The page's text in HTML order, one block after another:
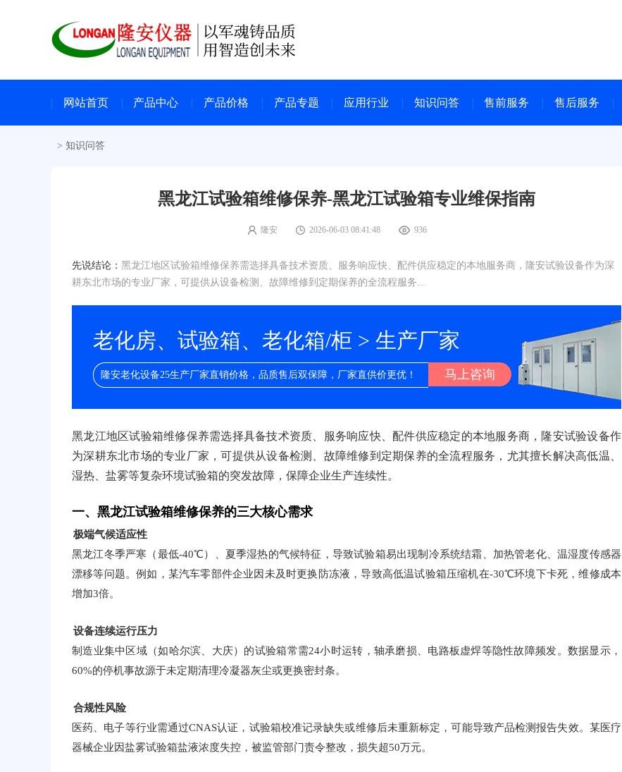
网站首页 产品中心 产品价格 产品专题 应用行业 知识问答 售前服务 售后服务
> 知识问答
黑龙江试验箱维修保养-黑龙江试验箱专业维保指南
隆安 2026-06-03 08:41:48 936
先说结论： 黑龙江地区试验箱维修保养需选择具备技术资质、服务响应快、配件供应稳定的本地服务商，隆安试验设备作为深
耕东北市场的专业厂家，可提供从设备检测、故障维修到定期保养的全流程服务...
老化房、试验箱、老化箱/柜 > 生产厂家
隆安老化设备25生产厂家直销价格，品质售后双保障，厂家直供价更优！ 马上咨询
黑龙江地区试验箱维修保养需选择具备技术资质、服务响应快、配件供应稳定的本地服务商，隆安试验设备作
为深耕东北市场的专业厂家，可提供从设备检测、故障维修到定期保养的全流程服务，尤其擅长解决高低温、
湿热、盐雾等复杂环境试验箱的突发故障，保障企业生产连续性。
一、黑龙江试验箱维修保养的三大核心需求
极端气候适应性
黑龙江冬季严寒（最低-40℃）、夏季湿热的气候特征，导致试验箱易出现制冷系统结霜、加热管老化、温湿度传感器
漂移等问题。例如，某汽车零部件企业因未及时更换防冻液，导致高低温试验箱压缩机在-30℃环境下卡死，维修成本
增加3倍。
设备连续运行压力
制造业集中区域（如哈尔滨、大庆）的试验箱常需24小时运转，轴承磨损、电路板虚焊等隐性故障频发。数据显示，
60%的停机事故源于未定期清理冷凝器灰尘或更换密封条。
合规性风险
医药、电子等行业需通过CNAS认证，试验箱校准记录缺失或维修后未重新标定，可能导致产品检测报告失效。某医疗
器械企业因盐雾试验箱盐液浓度失控，被监管部门责令整改，损失超50万元。